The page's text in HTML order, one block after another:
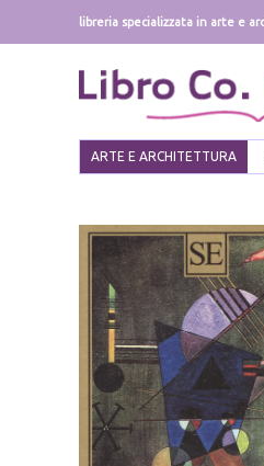
libreria specializzata in arte e
ARTE E ARCHITETTURA